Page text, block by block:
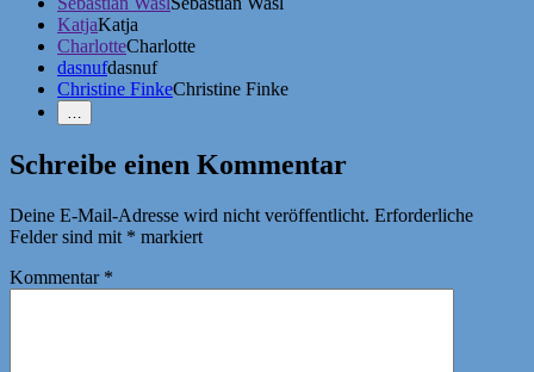
zeigen
KatjaKatja
CharlotteCharlotte
dasnufdasnuf
Christine FinkeChristine Finke
…
Erwähnungen
Schreibe einen Kommentar
Deine E-Mail-Adresse wird nicht veröffentlicht. Erforderliche
Felder sind mit * markiert
Kommentar *